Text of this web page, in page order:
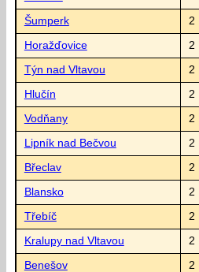
Šumperk 2
Horažďovice 2
Týn nad Vltavou 2
Hlučín 2
Vodňany 2
Lipník nad Bečvou 2
Břeclav 2
Blansko 2
Třebíč 2
Kralupy nad Vltavou 2
Benešov 2